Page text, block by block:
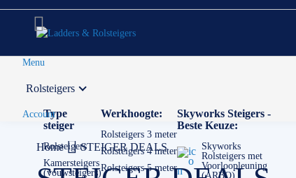
Menu
Rolsteigers
Type
steiger
Rolsteigers
Kamersteigers
(vouwsteigers)
Werkhoogte:
Rolsteigers 3 meter
Rolsteigers 4 meter
Rolsteigers 5 meter
Skyworks Steigers -
Beste Keuze:
Skyworks
Rolsteigers met
Voorloopleuning
(ARBO)
Account
Home STEIGER DEALS